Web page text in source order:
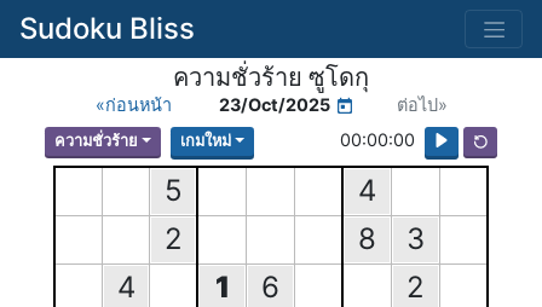
Sudoku Bliss
ความชั่วร้าย ซูโดกุ
«ก่อนหน้า 23/Oct/2025 ต่อไป»
ความชั่วร้าย เกมใหม่ 00:00:00
5
4
2
8
3
4
1 6
2